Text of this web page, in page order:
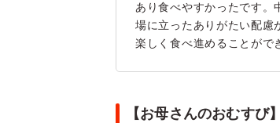
あり食べやすかったです。
場に立ったありがたい配慮
楽しく食べ進めることがで
【お母さんのおむすび